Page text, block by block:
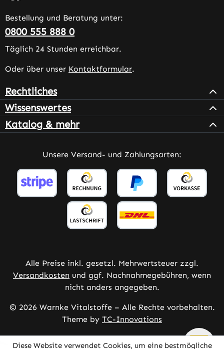
Bestellung und Beratung unter:
0800 555 888 0
Täglich 24 Stunden erreichbar.
Oder über unser Kontaktformular.
Rechtliches
Wissenswertes
Katalog & mehr
Unsere Versand- und Zahlungsarten:
Alle Preise inkl. gesetzl. Mehrwertsteuer zzgl.
Versandkosten und ggf. Nachnahmegebühren, wenn
nicht anders angegeben.
© 2026 Warnke Vitalstoffe – Alle Rechte vorbehalten.
Theme by TC-Innovations
Diese Website verwendet Cookies, um eine bestmögliche